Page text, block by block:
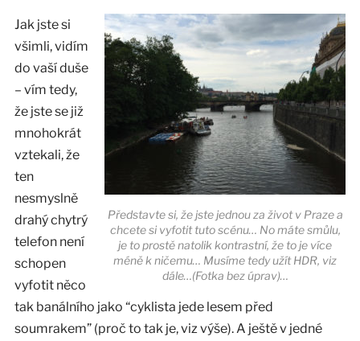
Představte si, že jste jednou za život v Praze a
chcete si vyfotit tuto scénu… No máte smůlu,
je to prostě natolik kontrastní, že to je více
méně k ničemu… Musíme tedy užít HDR, viz
dále…(Fotka bez úprav)…
Jak jste si
všimli, vidím
do vaší duše
– vím tedy,
že jste se již
mnohokrát
vztekali, že
ten
nesmyslně
drahý chytrý
telefon není
schopen
vyfotit něco
tak banálního jako “cyklista jede lesem před
soumrakem” (proč to tak je, viz výše). A ještě v jedné